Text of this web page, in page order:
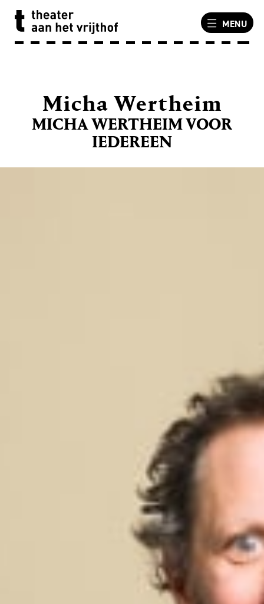
MENU
MICHA WERTHEIM VOOR
IEDEREEN
Micha Wertheim